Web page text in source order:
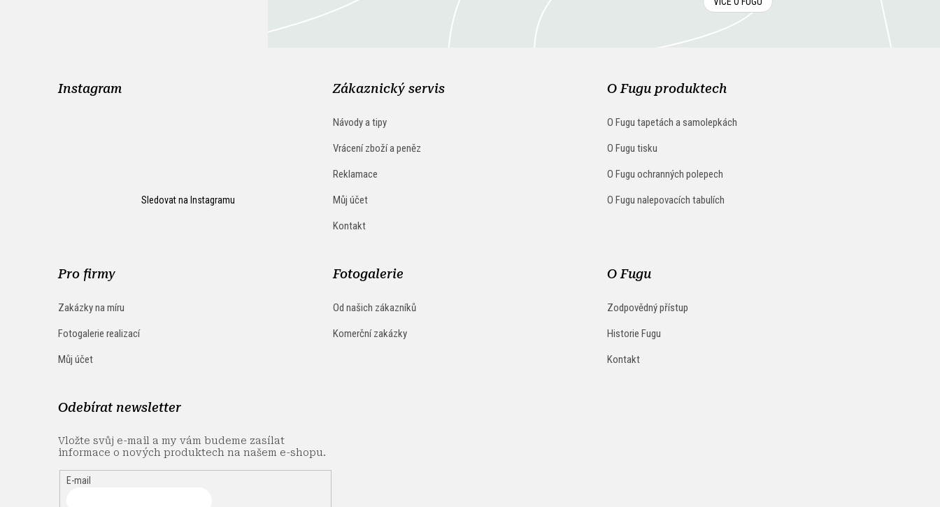
Instagram
Sledovat na Instagramu
Zákaznický servis
Návody a tipy
Vrácení zboží a peněz
Reklamace
Můj účet
Kontakt
O Fugu produktech
O Fugu tapetách a samolepkách
O Fugu tisku
O Fugu ochranných polepech
O Fugu nalepovacích tabulích
Pro firmy
Zakázky na míru
Fotogalerie realizací
Můj účet
Fotogalerie
Od našich zákazníků
Komerční zakázky
O Fugu
Zodpovědný přístup
Historie Fugu
Kontakt
Odebírat newsletter
Vložte svůj e-mail a my vám budeme zasílat
informace o nových produktech na našem e-shopu.
E-mail